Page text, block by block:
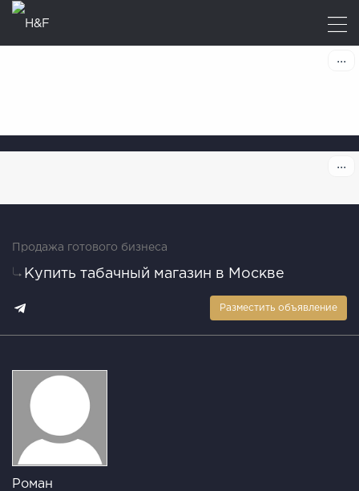
Продажа готового бизнеса
Купить табачный магазин в Москве
Разместить объявление
Роман